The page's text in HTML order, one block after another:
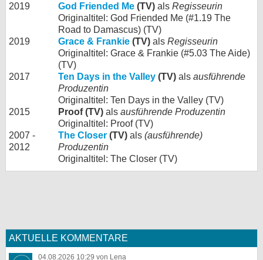
2019
God Friended Me (TV) als Regisseurin
Originaltitel: God Friended Me (#1.19 The
Road to Damascus) (TV)
2019
Grace & Frankie (TV) als Regisseurin
Originaltitel: Grace & Frankie (#5.03 The Aide)
(TV)
2017
Ten Days in the Valley (TV) als ausführende
Produzentin
Originaltitel: Ten Days in the Valley (TV)
2015
Proof (TV) als ausführende Produzentin
Originaltitel: Proof (TV)
2007 -
2012
The Closer (TV) als (ausführende)
Produzentin
Originaltitel: The Closer (TV)
AKTUELLE KOMMENTARE
04.08.2026 10:29 von Lena